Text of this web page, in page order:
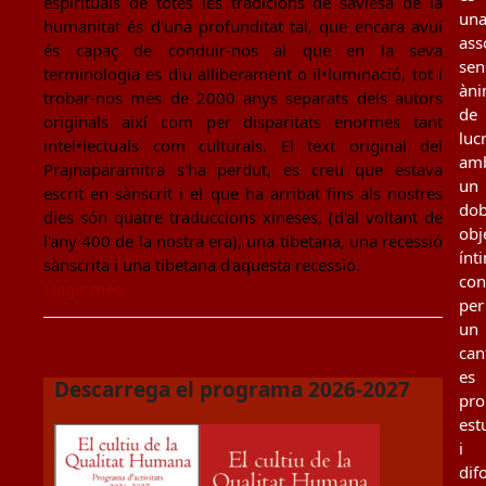
humanitat és d'una profunditat tal, que encara avui
és capaç de conduir-nos al que en la seva
terminologia es diu alliberament o il•luminació, tot i
trobar-nos més de 2000 anys separats dels autors
originals així com per disparitats enormes tant
intel•lectuals com culturals. El text original del
Prajnaparamitra s'ha perdut, es creu que estava
escrit en sànscrit i el que ha arribat fins als nostres
dies són quatre traduccions xineses, (d'al voltant de
l'any 400 de la nostra era), una tibetana, una recessió
sànscrita i una tibetana d'aquesta recessió.
Descarrega el programa 2026-2027
una
de
un
per
un
es
i